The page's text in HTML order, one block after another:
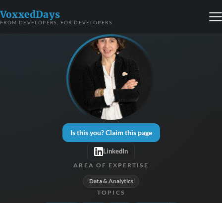
VoxxedDays
FROM DEVELOPERS, FOR DEVELOPERS
Is this you? Claim this page
LinkedIn
AREA OF EXPERTISE
Data & Analytics
TOPICS